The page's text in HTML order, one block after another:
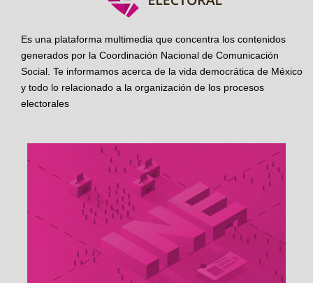
Es una plataforma multimedia que concentra los contenidos
generados por la Coordinación Nacional de Comunicación
Social. Te informamos acerca de la vida democrática de México
y todo lo relacionado a la organización de los procesos
electorales